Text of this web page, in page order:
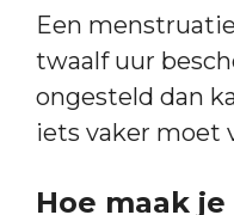
Een
twaalf uur
ongesteld dan
iets vaker moet
Hoe maak je